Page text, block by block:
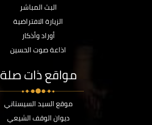
البث المباشر
الزيارة الافتراضية
أوراد وأذكار
اذاعة صوت الحسين
مواقع ذات صلة
موقع السيد السيستاني
ديوان الوقف الشيعي